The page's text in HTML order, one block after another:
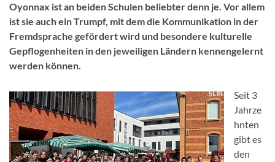
Oyonnax ist an beiden Schulen beliebter denn je. Vor allem
ist sie auch ein Trumpf, mit dem die Kommunikation in der
Fremdsprache gefördert wird und besondere kulturelle
Gepflogenheiten in den jeweiligen Ländern kennengelernt
werden können.
Seit 3
Jahrze
hnten
gibt es
den